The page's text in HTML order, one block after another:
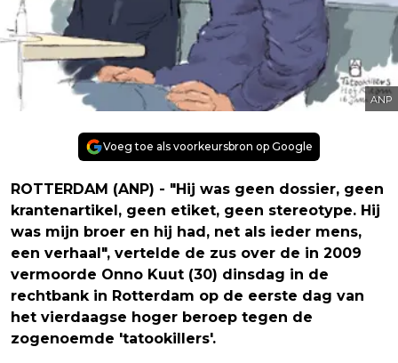
ANP
Voeg toe als voorkeursbron op Google
ROTTERDAM (ANP) - "Hij was geen dossier, geen
krantenartikel, geen etiket, geen stereotype. Hij
was mijn broer en hij had, net als ieder mens,
een verhaal", vertelde de zus over de in 2009
vermoorde Onno Kuut (30) dinsdag in de
rechtbank in Rotterdam op de eerste dag van
het vierdaagse hoger beroep tegen de
zogenoemde 'tatookillers'.